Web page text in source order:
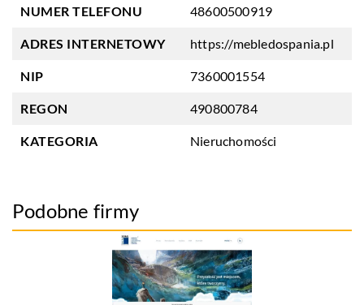
NUMER TELEFONU 48600500919
ADRES INTERNETOWY https://mebledospania.pl
NIP 7360001554
REGON 490800784
KATEGORIA Nieruchomości
Podobne firmy